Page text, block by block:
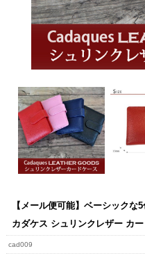
【メール便可能】ベーシックな5
カダケス シュリンクレザー カ
cad009